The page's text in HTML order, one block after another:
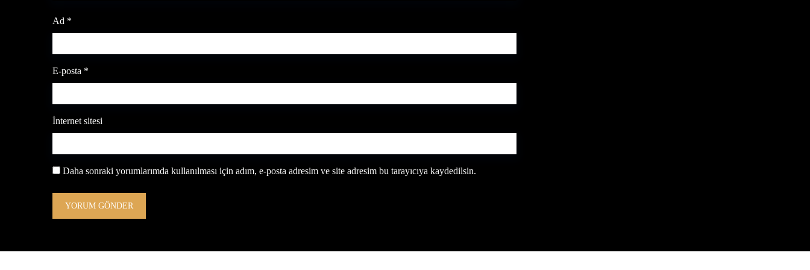
Ad *
E-posta *
İnternet sitesi
Daha sonraki yorumlarımda kullanılması için adım, e-posta adresim ve site adresim bu tarayıcıya kaydedilsin.